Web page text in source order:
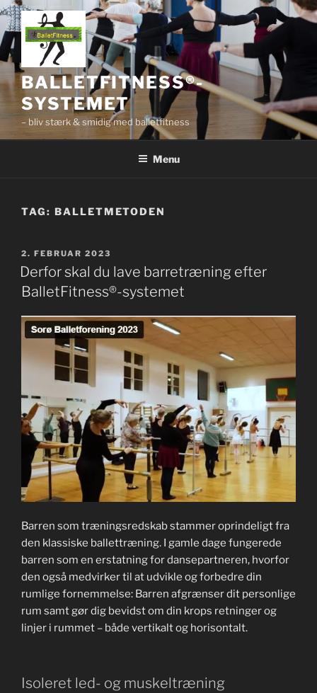
Videre
til
indhold
BALLETFITNESS®-
SYSTEMET
– bliv stærk & smidig med balletfitness
Menu
TAG: BALLETMETODEN
UDGIVET
DEN
2. FEBRUAR 2023
Derfor skal du lave barretræning efter
BalletFitness®-systemet
Barren som træningsredskab stammer oprindeligt fra
den klassiske ballettræning. I gamle dage fungerede
barren som en erstatning for dansepartneren, hvorfor
den også medvirker til at udvikle og forbedre din
rumlige fornemmelse: Barren afgrænser dit personlige
rum samt gør dig bevidst om din krops retninger og
linjer i rummet – både vertikalt og horisontalt.
Isoleret led- og muskeltræning